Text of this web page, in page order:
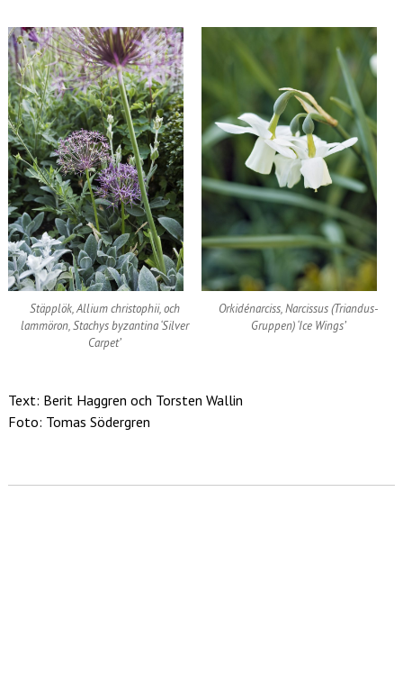
Stäpplök, Allium christophii, och
lammöron, Stachys byzantina ‘Silver
Carpet’
Orkidénarciss, Narcissus (Triandus-
Gruppen) ‘Ice Wings’
Text: Berit Haggren och Torsten Wallin
Foto: Tomas Södergren